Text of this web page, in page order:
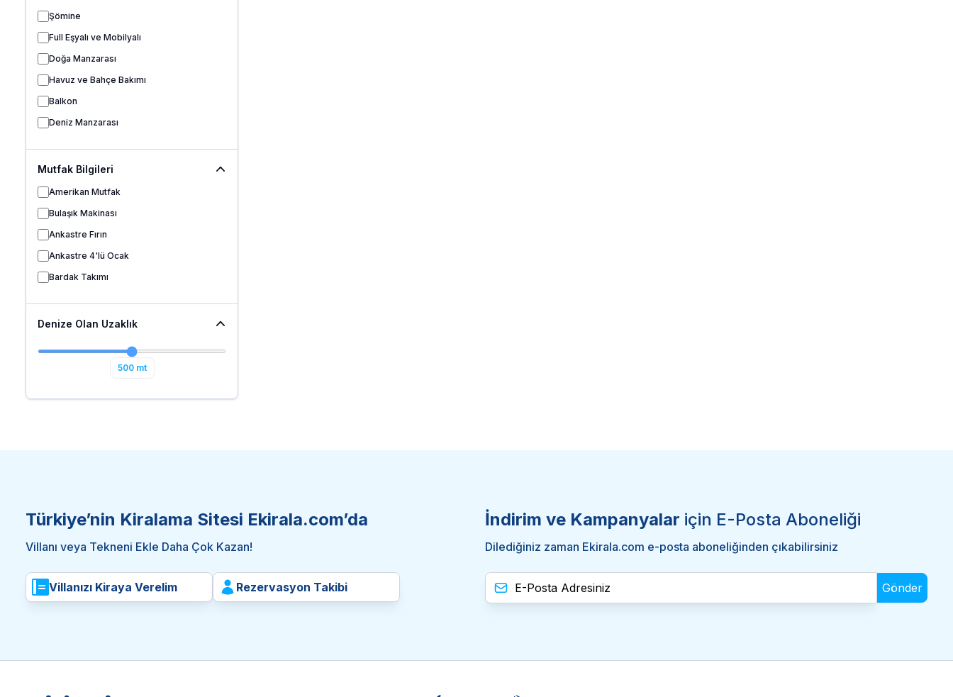
Şömine
Full Eşyalı ve Mobilyalı
Doğa Manzarası
Havuz ve Bahçe Bakımı
Balkon
Deniz Manzarası
Mutfak Bilgileri
Amerikan Mutfak
Bulaşık Makinası
Ankastre Fırın
Ankastre 4'lü Ocak
Bardak Takımı
Denize Olan Uzaklık
500 mt
Türkiye’nin Kiralama Sitesi Ekirala.com’da
Villanı veya Tekneni Ekle Daha Çok Kazan!
Villanızı Kiraya Verelim Rezervasyon Takibi
İndirim ve Kampanyalar için E-Posta Aboneliği
Dilediğiniz zaman Ekirala.com e-posta aboneliğinden çıkabilirsiniz
Gönder